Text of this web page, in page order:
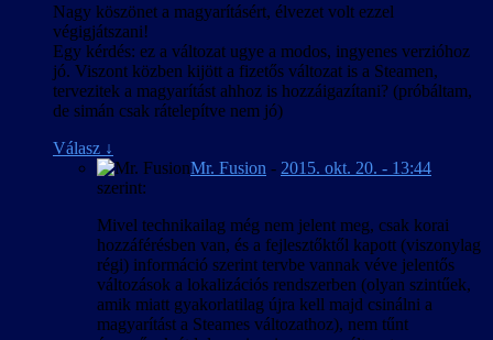
Nagy köszönet a magyarításért, élvezet volt ezzel
végigjátszani!
Egy kérdés: ez a változat ugye a modos, ingyenes verzióhoz
jó. Viszont közben kijött a fizetős változat is a Steamen,
tervezitek a magyarítást ahhoz is hozzáigazítani? (próbáltam,
de simán csak rátelepítve nem jó)
Válasz ↓
Mr. Fusion - 2015. okt. 20. - 13:44
szerint:
Mivel technikailag még nem jelent meg, csak korai
hozzáférésben van, és a fejlesztőktől kapott (viszonylag
régi) információ szerint tervbe vannak véve jelentős
változások a lokalizációs rendszerben (olyan szintűek,
amik miatt gyakorlatilag újra kell majd csinálni a
magyarítást a Steames változathoz), nem tűnt